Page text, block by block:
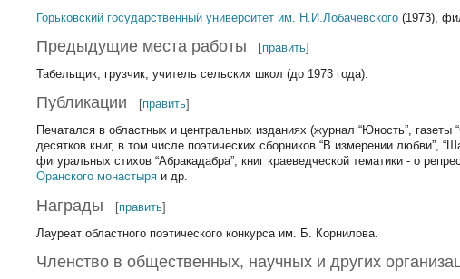
Горьковский государственный университет им. Н.И.Лобачевского (1973),
Предыдущие места работы [править]
Табельщик, грузчик, учитель сельских школ (до 1973 года).
Публикации [править]
Печатался в областных и центральных изданиях (журнал “Юность”, газеты
десятков книг, в том числе поэтических сборников “В измерении любви”,
фигуральных стихов “Абракадабра”, книг краеведческой тематики - о
Оранского монастыря и др.
Награды [править]
Лауреат областного поэтического конкурса им. Б. Корнилова.
Членство в общественных, научных и других